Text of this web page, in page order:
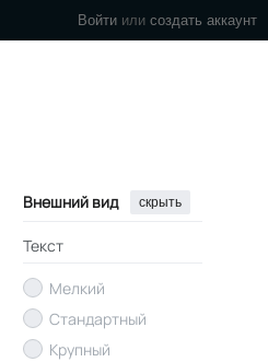
Войти или создать аккаунт
Внешний вид скрыть
Текст
Мелкий
Стандартный
Крупный